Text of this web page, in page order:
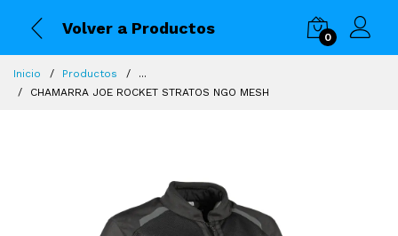
Volver a Productos
0
Inicio Productos
...
CHAMARRA JOE ROCKET STRATOS NGO MESH